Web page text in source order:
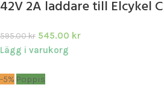
42V 2A laddare till Elcykel
595.00kr 545.00 kr
Lägg i varukorg
-5% Poppis